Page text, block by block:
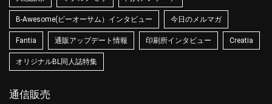
B-Awesome(ビーオーサム）インタビュー 今日のメルマガ
Fantia 通販アップデート情報 印刷所インタビュー Creatia
オリジナルBL同人誌特集
通信販売